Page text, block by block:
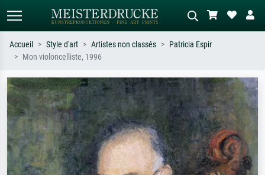
Recherchez par artiste, titre ou style –
ex. Monet, Nuit étoilée,
impressionnisme, vague de Hokusai,
nu.
Décrivez la scène – ex. prairie verte,
abstrait avec beaucoup de rouge,
tableau sombre, nu debout près d'un
arbre.
Accueil Style d'art Artistes non classés
Patricia Espir
Mon violoncelliste, 1996